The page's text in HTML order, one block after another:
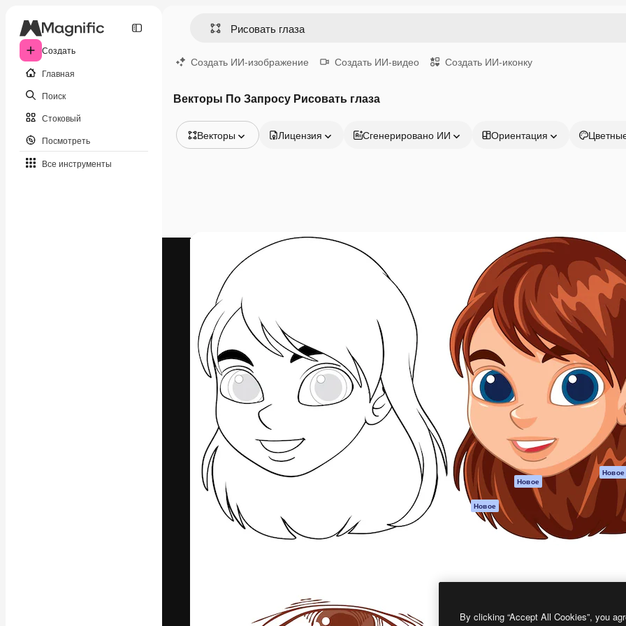
Создать
Главная
Поиск
Стоковый
Посмотреть
Все инструменты
Создать ИИ-изображение Создать ИИ-видео Создать ИИ-иконку
Векторы По Запросу Рисовать глаза
Векторы
Видео
Моушн-дизайн
Видеошаблоны
3D-модели
Шрифты
Лицензия Сгенерировано ИИ Ориентация
Креативная платформа для создания
ваших лучших работ. Более 1 миллиона
подписчиков среди креаторов,
предприятий, агентств и студий.
Продукция
Spaces
ИИ-помощник
Генератор
изображений ИИ
Генератор видео
Генератор голоса
на основе ИИ
Стоковый контент
MCP для
Claude/ChatGPT
Новое
Агенты Новое
Magnific
Начать
Academy
Документация по
Пакету ИИ
Служба
поддержки
Условия и
Политика
Оригиналы Новое
Политика файлов
cookie
Центр доверия
Партнеры
By clicking “Accept All Cookies”, you